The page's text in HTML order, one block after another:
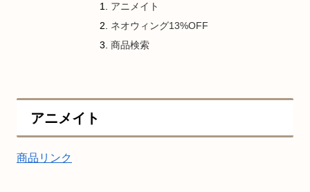
アニメイト
ネオウィング13%OFF
商品検索
アニメイト
商品リンク